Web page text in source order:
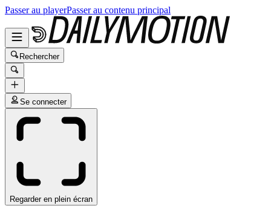
Passer au playerPasser au contenu principal
Rechercher
Se connecter
Regarder en plein écran